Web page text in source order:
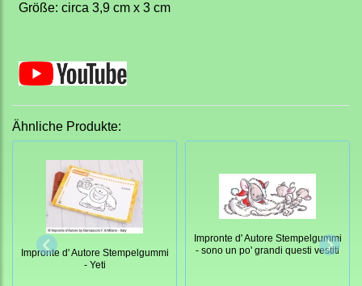
Größe: circa 3,9 cm x 3 cm
Ähnliche Produkte:
Impronte d' Autore Stempelgummi
- Yeti
Impronte d' Autore Stempelgummi
- sono un po' grandi questi vestiti